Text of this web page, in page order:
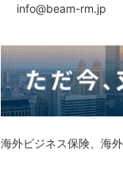
info@beam-rm.jp
海外ビジネス保険、海